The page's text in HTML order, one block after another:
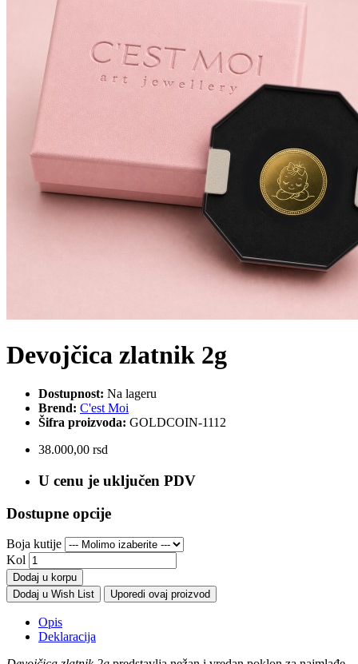
Devojčica zlatnik 2g
Dostupnost: Na lageru
Brend: C'est Moi
Šifra proizvoda: GOLDCOIN-1112
38.000,00 rsd
U cenu je uključen PDV
Dostupne opcije
Boja kutije
Kol
Dodaj u korpu
Dodaj u Wish List
Uporedi ovaj proizvod
Opis
Deklaracija